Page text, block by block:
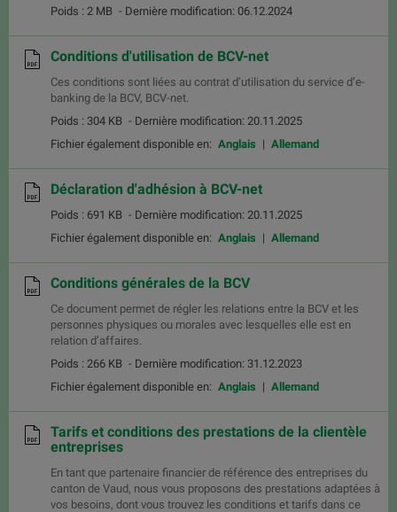
Poids : 2 MB - Dernière modification: 06.12.2024
Conditions d'utilisation de BCV-net
Ces conditions sont liées au contrat d’utilisation du service d’e-
banking de la BCV, BCV-net.
Poids : 304 KB - Dernière modification: 20.11.2025
Fichier également disponible en: Anglais Allemand
Déclaration d'adhésion à BCV-net
Poids : 691 KB - Dernière modification: 20.11.2025
Fichier également disponible en: Anglais Allemand
Conditions générales de la BCV
Ce document permet de régler les relations entre la BCV et les
personnes physiques ou morales avec lesquelles elle est en
relation d’affaires.
Poids : 266 KB - Dernière modification: 31.12.2023
Fichier également disponible en: Anglais Allemand
Tarifs et conditions des prestations de la clientèle
entreprises
En tant que partenaire financier de référence des entreprises du
canton de Vaud, nous vous proposons des prestations adaptées à
vos besoins, dont vous trouvez les conditions et tarifs dans ce